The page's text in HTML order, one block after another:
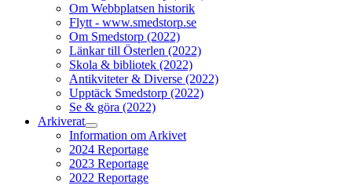
Om Webbplatsen historik
Flytt - www.smedstorp.se
Om Smedstorp (2022)
Länkar till Österlen (2022)
Skola & bibliotek (2022)
Antikviteter & Diverse (2022)
Upptäck Smedstorp (2022)
Se & göra (2022)
Arkiverat
Information om Arkivet
2024 Reportage
2023 Reportage
2022 Reportage